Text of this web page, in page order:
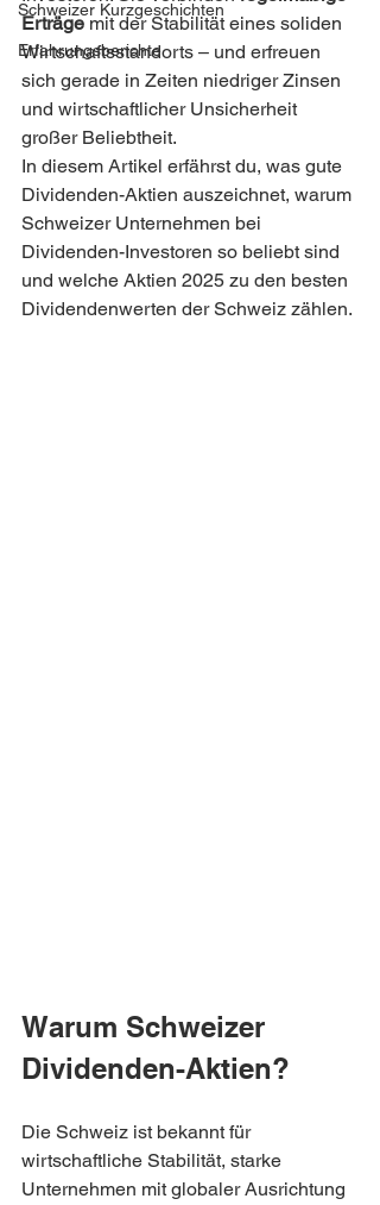
Schweizer Kurzgeschichten
Erfahrungsberichte
Erträge mit der Stabilität eines soliden
Wirtschaftsstandorts – und erfreuen
sich gerade in Zeiten niedriger Zinsen
und wirtschaftlicher Unsicherheit
großer Beliebtheit.
In diesem Artikel erfährst du, was gute
Dividenden-Aktien auszeichnet, warum
Schweizer Unternehmen bei
Dividenden-Investoren so beliebt sind
und welche Aktien 2025 zu den besten
Dividendenwerten der Schweiz zählen.
Warum Schweizer
Dividenden-Aktien?
Die Schweiz ist bekannt für
wirtschaftliche Stabilität, starke
Unternehmen mit globaler Ausrichtung